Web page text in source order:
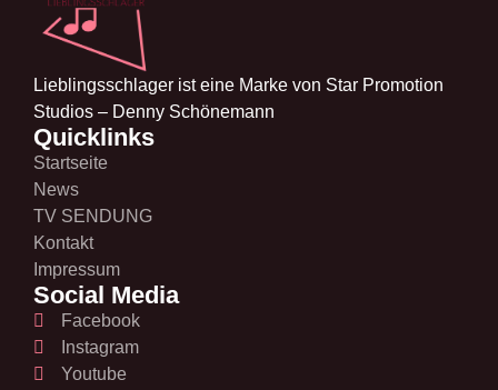
Lieblingsschlager ist eine Marke von Star Promotion
Studios – Denny Schönemann
Quicklinks
Startseite
News
TV SENDUNG
Kontakt
Impressum
Social Media
Facebook
Instagram
Youtube